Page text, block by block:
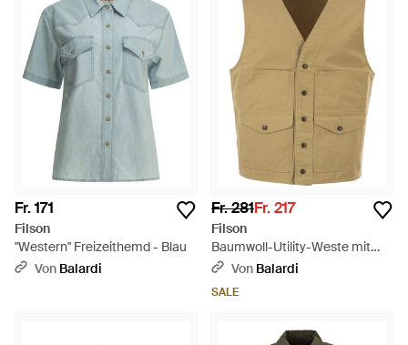
Fr. 171
Filson
"Western" Freizeithemd - Blau
Von Balardi
Fr. 281Fr. 217
Filson
Baumwoll-Utility-Weste mit
aufgesetzten Taschen - Natur
Von Balardi
SALE